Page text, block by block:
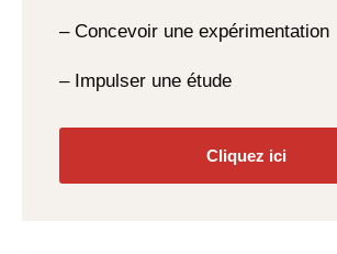
– Concevoir une expérimentation
– Impulser une étude
Cliquez ici